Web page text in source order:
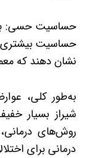
حساسیت حسی:
حساسیت بیشتری
نشان دهند که
به‌طور کلی،
شیراز بسیار
روش‌های
درمانی برای